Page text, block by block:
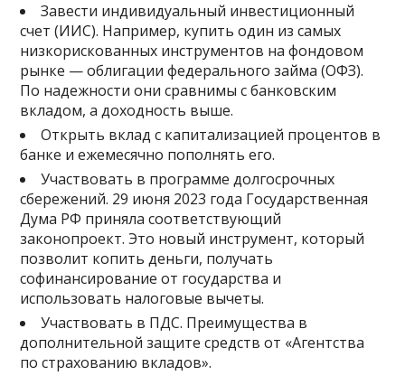
Завести индивидуальный инвестиционный
счет (ИИС). Например, купить один из самых
низкорискованных инструментов на фондовом
рынке — облигации федерального займа (ОФЗ).
По надежности они сравнимы с банковским
вкладом, а доходность выше.
Открыть вклад с капитализацией процентов в
банке и ежемесячно пополнять его.
Участвовать в программе долгосрочных
сбережений. 29 июня 2023 года Государственная
Дума РФ приняла соответствующий
законопроект. Это новый инструмент, который
позволит копить деньги, получать
софинансирование от государства и
использовать налоговые вычеты.
Участвовать в ПДС. Преимущества в
дополнительной защите средств от «Агентства
по страхованию вкладов».